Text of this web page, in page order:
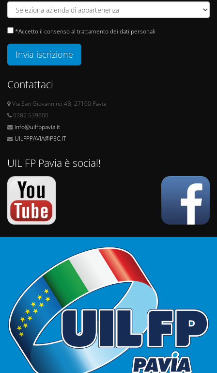
*Accetto il consenso al trattamento dei dati personali
Invia iscrizione
Contattaci
Via San Giovannino 4B, 27100 Pavia
0382.539600
info@uilfppavia.it
UILFPPAVIA@PEC.IT
UIL FP Pavia è social!